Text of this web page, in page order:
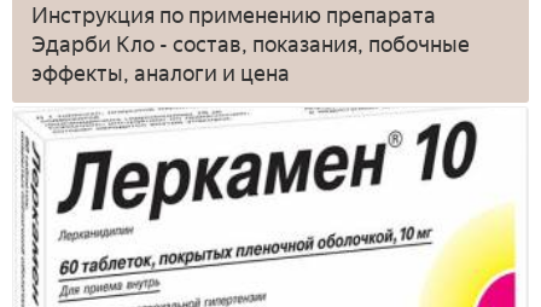
Инструкция по применению препарата
Эдарби Кло - состав, показания, побочные
эффекты, аналоги и цена